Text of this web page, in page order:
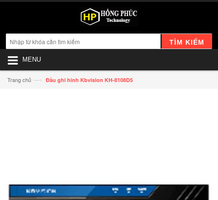
TÌM KIẾM
MENU
Trang chủ —› Đầu ghi hình Kbvision KH-8108D5